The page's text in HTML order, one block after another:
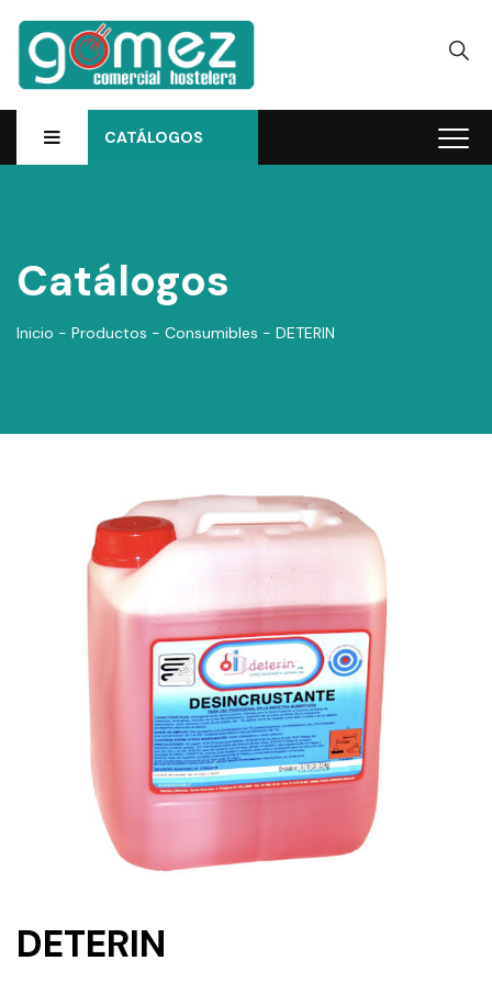
CATÁLOGOS
Catálogos
Inicio - Productos - Consumibles - DETERIN
DETERIN